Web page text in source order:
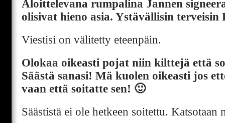
Aloittelevana rumpalina Jannen
olisivat hieno asia. Ystävällisin terveisin
Viestisi on välitetty eteenpäin.
Olokaa oikeasti pojat niin kilttejä että
Säästä sanasi! Mä kuolen oikeasti jos
vaan että soitatte sen! 🙂
Säästistä ei ole hetkeen soitettu. Katsotaan